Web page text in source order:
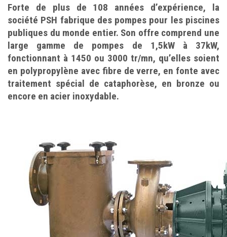
Forte de plus de 108 années d’expérience, la
société PSH fabrique des pompes pour les piscines
publiques du monde entier. Son offre comprend une
large gamme de pompes de 1,5kW à 37kW,
fonctionnant à 1450 ou 3000 tr/mn, qu’elles soient
en polypropylène avec fibre de verre, en fonte avec
traitement spécial de cataphorèse, en bronze ou
encore en acier inoxydable.